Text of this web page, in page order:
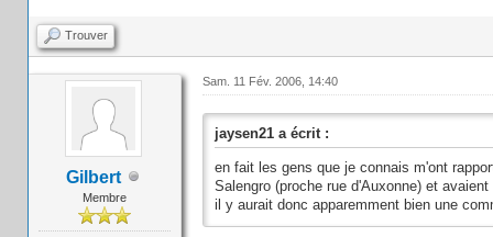
Trouver
Gilbert
Membre
Sam. 11 Fév. 2006, 14:40
jaysen21 a écrit :
en fait les gens que je connais m'ont
Salengro (proche rue d'Auxonne) et
il y aurait donc apparemment bien une